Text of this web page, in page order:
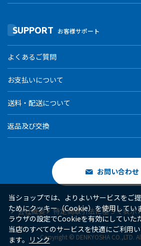
SUPPORT お客様サポート
よくあるご質問
お支払いについて
送料・配送について
返品及び交換
お問い合わせ
会社概要 特定商取引法に基づく表示
Copyright © DENKYOSHA CO.,LTD.
当ショップでは、よりよいサービスをご
ためにクッキー（Cookie）を使用してい
ラウザの設定でCookieを有効にしていた
当店のすべてのサービスを快適にご利用
ます。 リンク